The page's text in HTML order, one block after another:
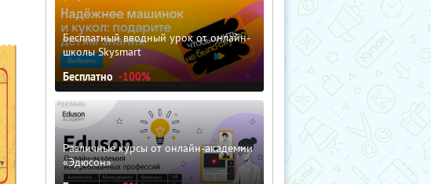
Бесплатный вводный урок от онлайн-
школы Skysmart
Бесплатно -100%
Различные курсы от онлайн-академии
«Эдюсон»